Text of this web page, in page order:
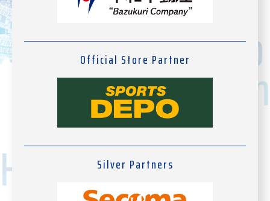
Official Store Partner
Silver Partners